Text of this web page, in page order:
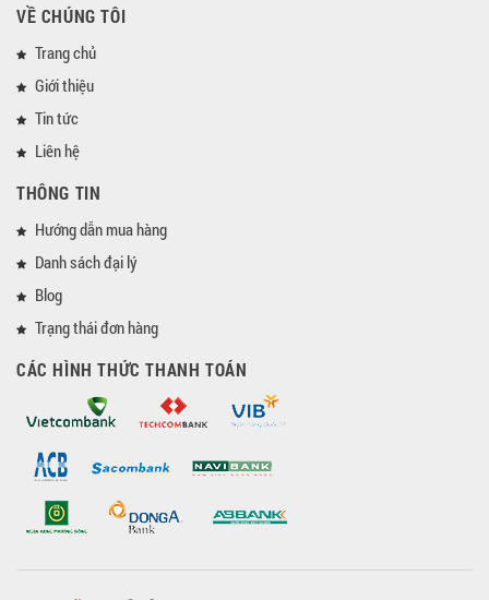
VỀ CHÚNG TÔI
Trang chủ
Giới thiệu
Tin tức
Liên hệ
THÔNG TIN
Hướng dẫn mua hàng
Danh sách đại lý
Blog
Trạng thái đơn hàng
CÁC HÌNH THỨC THANH TOÁN